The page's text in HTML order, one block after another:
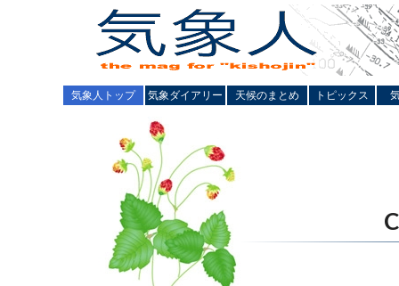
気象人トップ 気象ダイアリー 天候のまとめ トピックス